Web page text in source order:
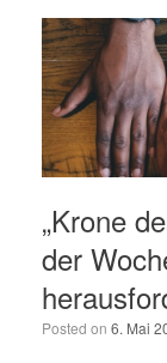
„Krone
der
Posted on 6. Mai